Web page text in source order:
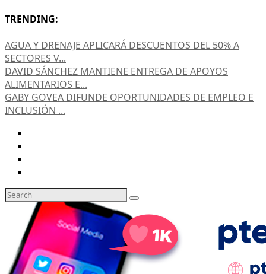
TRENDING:
AGUA Y DRENAJE APLICARÁ DESCUENTOS DEL 50% A
SECTORES V...
DAVID SÁNCHEZ MANTIENE ENTREGA DE APOYOS
ALIMENTARIOS E...
GABY GOVEA DIFUNDE OPORTUNIDADES DE EMPLEO E
INCLUSIÓN ...